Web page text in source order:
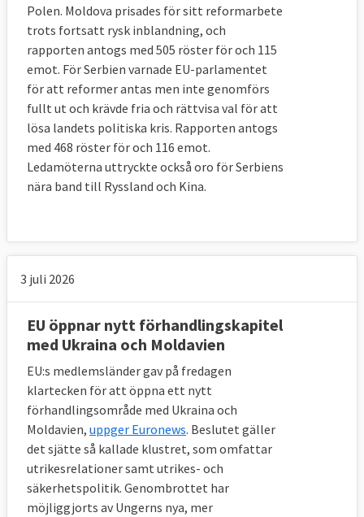
Polen. Moldova prisades för sitt reformarbete
trots fortsatt rysk inblandning, och
rapporten antogs med 505 röster för och 115
emot. För Serbien varnade EU-parlamentet
för att reformer antas men inte genomförs
fullt ut och krävde fria och rättvisa val för att
lösa landets politiska kris. Rapporten antogs
med 468 röster för och 116 emot.
Ledamöterna uttryckte också oro för Serbiens
nära band till Ryssland och Kina.
3 juli 2026
EU öppnar nytt förhandlingskapitel
med Ukraina och Moldavien
EU:s medlemsländer gav på fredagen
klartecken för att öppna ett nytt
förhandlingsområde med Ukraina och
Moldavien, uppger Euronews. Beslutet gäller
det sjätte så kallade klustret, som omfattar
utrikesrelationer samt utrikes- och
säkerhetspolitik. Genombrottet har
möjliggjorts av Ungerns nya, mer